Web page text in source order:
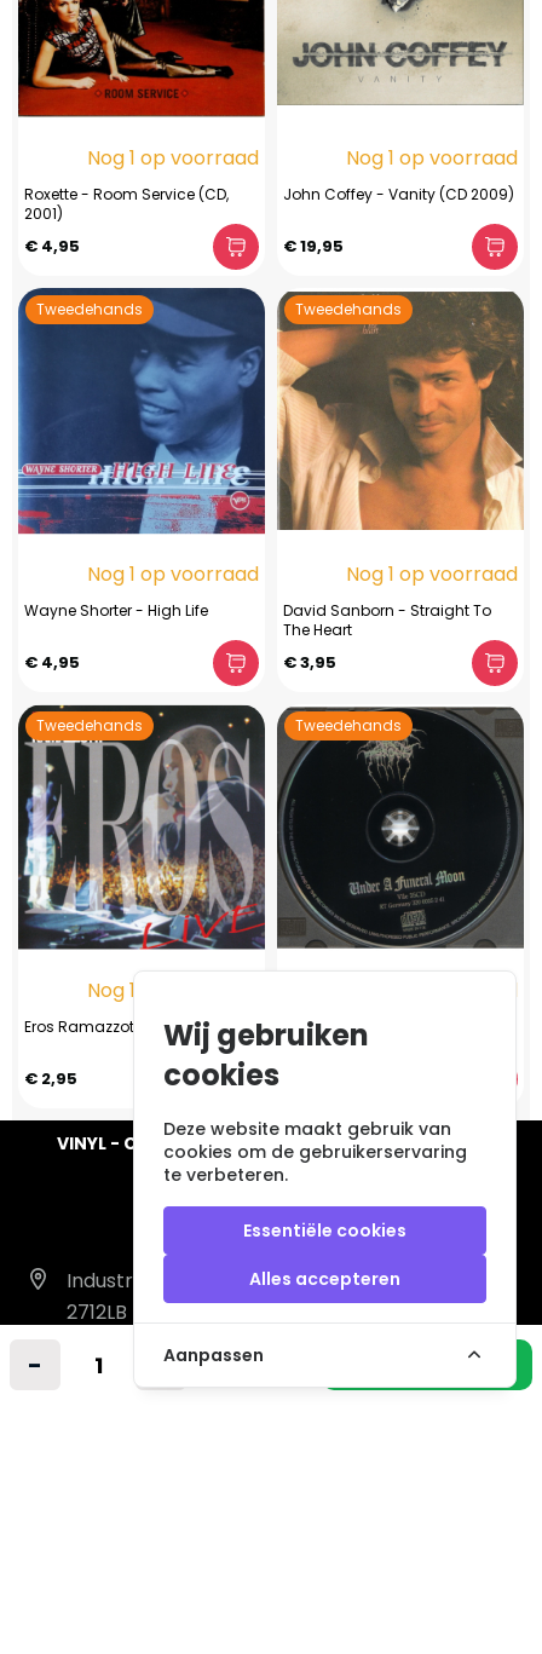
- + In winkelmandje
Nog 1 op voorraad
Roxette - Room Service (CD,
2001)
€ 4,95
Nog 1 op voorraad
John Coffey - Vanity (CD 2009)
€ 19,95
Tweedehands
Nog 1 op voorraad
Wayne Shorter - High Life
€ 4,95
Tweedehands
Nog 1 op voorraad
David Sanborn - Straight To
The Heart
€ 3,95
Tweedehands
Nog 1 op voorraad
Eros Ramazzotti - Eros Live
€ 2,95
Tweedehands
Nog 1 op voorraad
Darkthrone – Under A Funeral
Moon (CD, 1993)
VINYL - CD - AUDIO - FURNITURE - COLLECTABLES
Industrieweg 14 A
2712LB Zoetermeer
info@vintagemusicstore.nl
Wij gebruiken
cookies
Deze website maakt gebruik van
cookies om de gebruikerservaring
te verbeteren.
Essentiële cookies
Alles accepteren
Aanpassen